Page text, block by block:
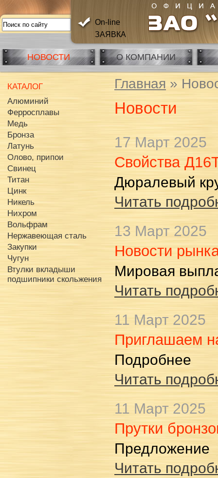
On-line
ЗАЯВКА
НОВОСТИ О КОМПАНИИ
Главная »
Новости
17 Март 2025
Свойства
Дюралевый
Читать
13 Март 2025
Новости
Мировая
Читать
11 Март 2025
Приглашаем
Подробнее
Читать
11 Март 2025
Прутки
Предложение
Читать
КАТАЛОГ
Алюминий
Ферросплавы
Медь
Бронза
Латунь
Олово, припои
Свинец
Титан
Цинк
Никель
Нихром
Вольфрам
Нержавеющая сталь
Закупки
Чугун
Втулки вкладыши
подшипники скольжения